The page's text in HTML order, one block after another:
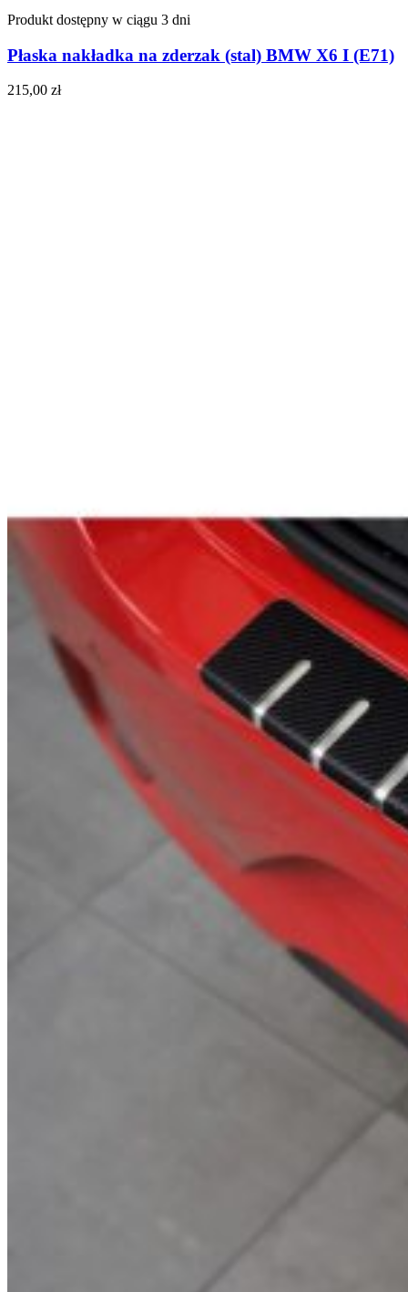
Produkt dostępny w ciągu 3 dni
Płaska nakładka na zderzak (stal) BMW X6 I (E71)
215,00 zł